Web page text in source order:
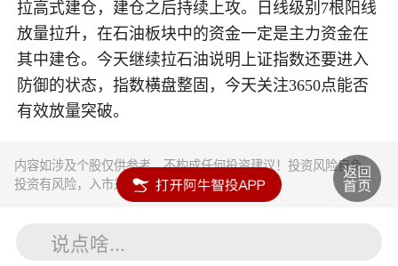
拉高式建仓，建仓之后持续上攻。日线级别7根阳线
放量拉升，在石油板块中的资金一定是主力资金在
其中建仓。今天继续拉石油说明上证指数还要进入
防御的状态，指数横盘整固，今天关注3650点能否
有效放量突破。
内容如涉及个股仅供参考，不构成任何投资建议！投资风险自负。
投资有风险，入市须谨慎。
说点啥...